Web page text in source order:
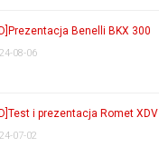
Benelli BKX 300
08-06
i prezentacja Romet
07-02